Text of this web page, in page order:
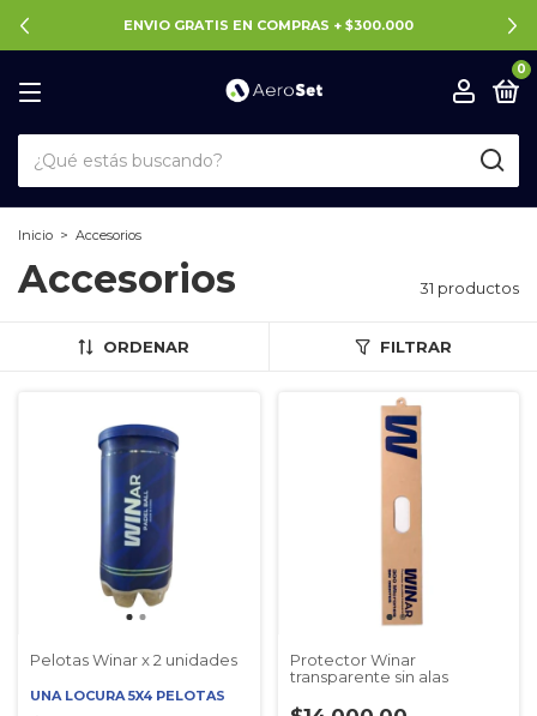
ENVIO GRATIS EN COMPRAS + $300.000
0
Inicio > Accesorios
Accesorios 31 productos
ORDENAR FILTRAR
Pelotas Winar x 2 unidades
UNA LOCURA 5X4 PELOTAS
Protector Winar
transparente sin alas